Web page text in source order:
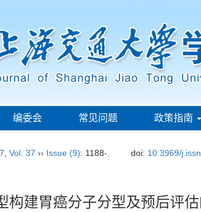
编委会 常见问题 政策指南
Vol. 37 ›› Issue (9): 1188-. doi: 10.3969/
构建胃癌分子分型及预后评